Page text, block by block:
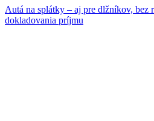
Autá na splátky – aj pre dlžníkov, bez
dokladovania príjmu